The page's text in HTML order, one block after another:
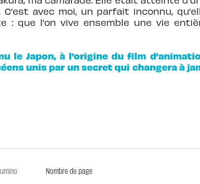
avec moi, un parfait inconnu,
que l’on vive ensemble une vie
le Japon, à l’origine du film
unis par un secret qui changera à
Nombre de page